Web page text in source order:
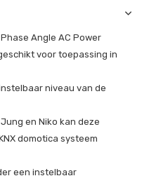
Angle AC Power
voor toepassing in
niveau van de
en Niko kan deze
domotica systeem
een instelbaar